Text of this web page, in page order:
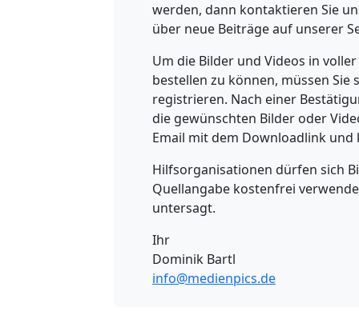
werden, dann kontaktieren Sie
über neue Beiträge auf unserer
Um die Bilder und Videos in
bestellen zu können, müssen
registrieren. Nach einer
die gewünschten Bilder oder
Email mit dem Downloadlink
Hilfsorganisationen dürfen sich
Quellangabe kostenfrei
untersagt.
Ihr
Dominik Bartl
info@medienpics.de